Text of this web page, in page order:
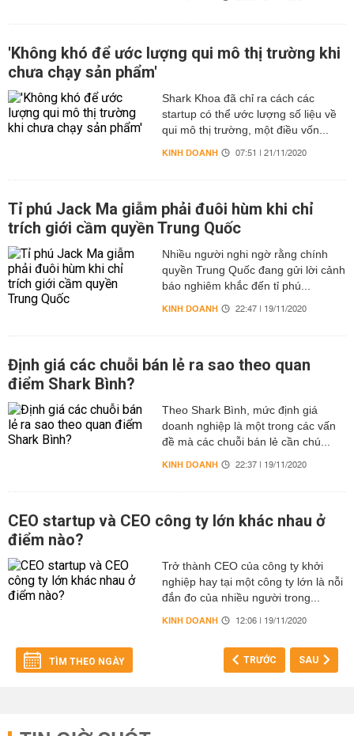
'Không khó để ước lượng qui mô thị trường khi
chưa chạy sản phẩm'
Shark Khoa đã chỉ ra cách các
startup có thể ước lượng số liệu về
qui mô thị trường, một điều vốn...
KINH DOANH 07:51 | 21/11/2020
Tỉ phú Jack Ma giẫm phải đuôi hùm khi chỉ
trích giới cầm quyền Trung Quốc
Nhiều người nghi ngờ rằng chính
quyền Trung Quốc đang gửi lời cảnh
báo nghiêm khắc đến tỉ phú...
KINH DOANH 22:47 | 19/11/2020
Định giá các chuỗi bán lẻ ra sao theo quan
điểm Shark Bình?
Theo Shark Bình, mức định giá
doanh nghiệp là một trong các vấn
đề mà các chuỗi bán lẻ cần chú...
KINH DOANH 22:37 | 19/11/2020
CEO startup và CEO công ty lớn khác nhau ở
điểm nào?
Trở thành CEO của công ty khởi
nghiệp hay tại một công ty lớn là nỗi
đắn đo của nhiều người trong...
KINH DOANH 12:06 | 19/11/2020
TÌM THEO NGÀY TRƯỚC SAU